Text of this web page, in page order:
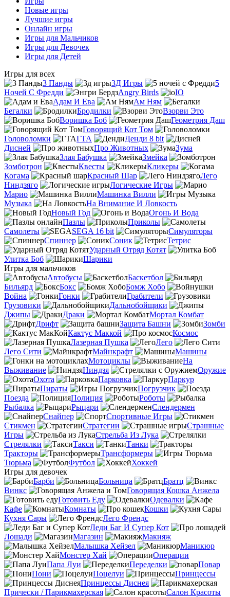
Новые игры
Лучшие игры
Онлайн игры
Игры для Мальчиков
Игры для Девочек
Игры для Детей
Игры для всех
3 Панды
3Д Игры
5
Ночей С Фредди
Angry Birds
IO
Адам И Ева
Ам Ням
Бегалки
Бродилки
Взорви Это
Воришка Боб
Геометрия Даш
Говорящий Кот Том
Головоломки
ГТА
Денди 8 bit
Дисней
Про Животных
Зума
Злая Бабушка
Змейка
Зомботрон
Квесты
Кликеры
Когама
Красный Шар
Лего
Ниндзяго
Логические Игры
Марио
Машинка Вилли
Музыка
На Внимание И Ловкость
Новый Год
Огонь И Вода
Пазлы
Приколы
Самолеты
SEGA 16 bit
Симуляторы
Спиннер
Соник
Тетрис
Ударный Отряд Котят
Улитка Боб
Шарики
Игры для мальчиков
Автобусы
Баскетбол
Бильярд
Бокс
Бомж Хобо
Война
Гонки
Грабители
Грузовики
Дальнобойщики
Джипы
Драки
Мортал Комбат
Дрифт
Защита Башни
Зомби
Кактус Маккой
Космос
Лазерная Пушка
Лего
Лего Сити
Майнкрафт
Машины
Мотоциклы
На
Выживание
Ниндзя
Оружие
Охота
Парковка
Паркур
Пираты
Погрузчик
Поезда
Полиция
Роботы
Рыбалка
Рыцари
Слендермен
Снайпер
Спортивные Игры
Стикмен
Стратегии
Страшные
Игры
Стрельба Из Лука
Стрелялки
Такси
Танки
Тракторы
Трансформеры
Тюрьма
Футбол
Хоккей
Игры для девочек
Барби
Больница
Братц
Винкс
Говорящая Кошка Анжела
Готовить Еду
Одевалки
Кафе
Комнаты
Кошки
Кухня Сары
Лего Френдс
Леди Баг И Супер Кот
Лошади
Магазин
Макияж
Малышка Хейзел
Маникюр
Монстер Хай
Операции
Папа Луи
Переделки
Повар
Пони
Поцелуи
Принцессы
Принцессы Диснея
Прически / Парикмахерская
Салон Красоты